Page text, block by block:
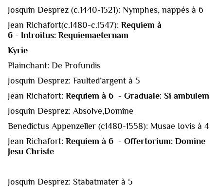
Josquin Desprez (c.1440-1521): Nymphes, nappés à 6
Jean Richafort(c.1480-c.1547): Requiem à
6 - Introitus: Requiemaeternam
Kyrie
Plainchant: De Profundis
Josquin Desprez: Faulted’argent à 5
Jean Richafort: Requiem à 6 - Graduale: Si ambulem
Josquin Desprez: Absolve,Domine
Benedictus Appenzeller (c1480-1558): Musae Iovis à 4
Jean Richafort: Requiem à 6 - Offertorium: Domine
Jesu Christe
Josquin Desprez: Stabatmater à 5